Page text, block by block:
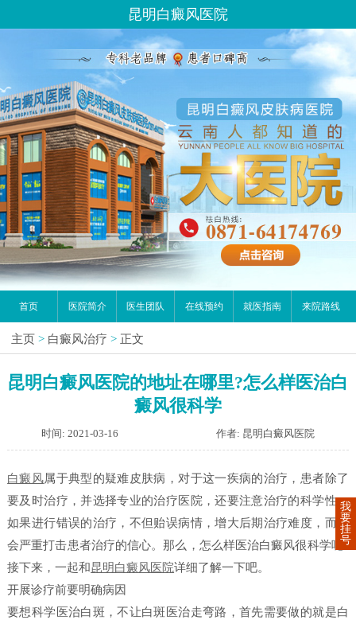
昆明白癜风医院
首页 医院简介 医生团队 在线预约 就医指南 来院路线
主页 > 白癜风治疗 > 正文
昆明白癜风医院的地址在哪里?怎么样医治白
癜风很科学
时间: 2021-03-16 作者: 昆明白癜风医院
白癜风属于典型的疑难皮肤病，对于这一疾病的治疗，患者除了
要及时治疗，并选择专业的治疗医院，还要注意治疗的科学性。
如果进行错误的治疗，不但贻误病情，增大后期治疗难度，而且
会严重打击患者治疗的信心。那么，怎么样医治白癜风很科学呢?
接下来，一起和昆明白癜风医院详细了解一下吧。
开展诊疗前要明确病因
要想科学医治白斑，不让白斑医治走弯路，首先需要做的就是白
我
要
挂
号